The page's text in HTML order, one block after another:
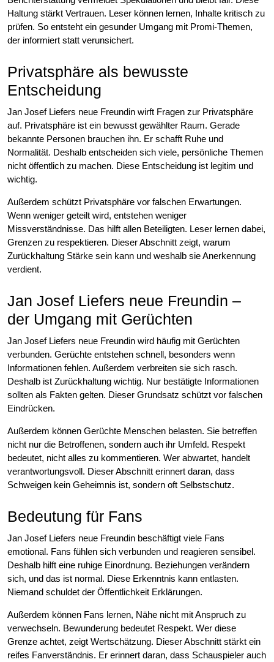
Haltung stärkt Vertrauen. Leser können lernen, Inhalte kritisch zu
prüfen. So entsteht ein gesunder Umgang mit Promi-Themen,
der informiert statt verunsichert.
Privatsphäre als bewusste
Entscheidung
Jan Josef Liefers neue Freundin wirft Fragen zur Privatsphäre
auf. Privatsphäre ist ein bewusst gewählter Raum. Gerade
bekannte Personen brauchen ihn. Er schafft Ruhe und
Normalität. Deshalb entscheiden sich viele, persönliche Themen
nicht öffentlich zu machen. Diese Entscheidung ist legitim und
wichtig.
Außerdem schützt Privatsphäre vor falschen Erwartungen.
Wenn weniger geteilt wird, entstehen weniger
Missverständnisse. Das hilft allen Beteiligten. Leser lernen dabei,
Grenzen zu respektieren. Dieser Abschnitt zeigt, warum
Zurückhaltung Stärke sein kann und weshalb sie Anerkennung
verdient.
Jan Josef Liefers neue Freundin –
der Umgang mit Gerüchten
Jan Josef Liefers neue Freundin wird häufig mit Gerüchten
verbunden. Gerüchte entstehen schnell, besonders wenn
Informationen fehlen. Außerdem verbreiten sie sich rasch.
Deshalb ist Zurückhaltung wichtig. Nur bestätigte Informationen
sollten als Fakten gelten. Dieser Grundsatz schützt vor falschen
Eindrücken.
Außerdem können Gerüchte Menschen belasten. Sie betreffen
nicht nur die Betroffenen, sondern auch ihr Umfeld. Respekt
bedeutet, nicht alles zu kommentieren. Wer abwartet, handelt
verantwortungsvoll. Dieser Abschnitt erinnert daran, dass
Schweigen kein Geheimnis ist, sondern oft Selbstschutz.
Bedeutung für Fans
Jan Josef Liefers neue Freundin beschäftigt viele Fans
emotional. Fans fühlen sich verbunden und reagieren sensibel.
Deshalb hilft eine ruhige Einordnung. Beziehungen verändern
sich, und das ist normal. Diese Erkenntnis kann entlasten.
Niemand schuldet der Öffentlichkeit Erklärungen.
Außerdem können Fans lernen, Nähe nicht mit Anspruch zu
verwechseln. Bewunderung bedeutet Respekt. Wer diese
Grenze achtet, zeigt Wertschätzung. Dieser Abschnitt stärkt ein
reifes Fanverständnis. Er erinnert daran, dass Schauspieler auch